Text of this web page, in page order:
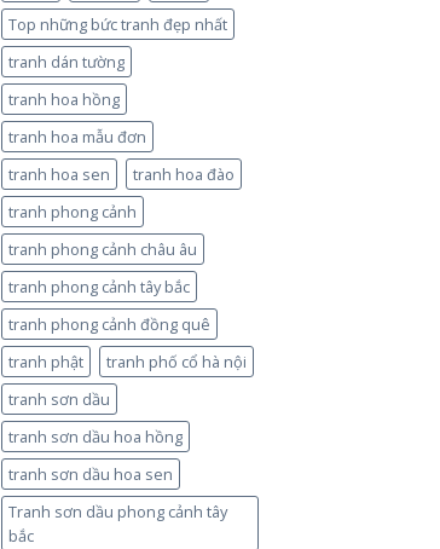
Top những bức tranh đẹp nhất
tranh dán tường
tranh hoa hồng
tranh hoa mẫu đơn
tranh hoa sen
tranh hoa đào
tranh phong cảnh
tranh phong cảnh châu âu
tranh phong cảnh tây bắc
tranh phong cảnh đồng quê
tranh phật
tranh phố cổ hà nội
tranh sơn dầu
tranh sơn dầu hoa hồng
tranh sơn dầu hoa sen
Tranh sơn dầu phong cảnh tây
bắc